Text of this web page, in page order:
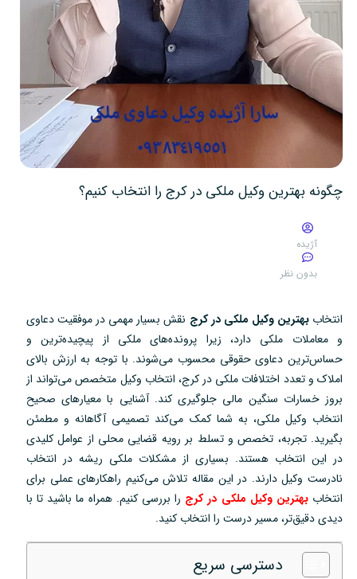
چگونه بهترین وکیل ملکی در کرج را انتخاب کنیم؟
آژیده
بدون نظر
انتخاببهترین وکیل ملکی در کرج نقش بسیار مهمی در موفقیت دعاوی
و معاملات ملکی دارد، زیرا پرونده‌های ملکی از پیچیده‌ترین و
حساس‌ترین دعاوی حقوقی محسوب می‌شوند. با توجه به ارزش بالای
املاک و تعدد اختلافات ملکی در کرج، انتخاب وکیل متخصص می‌تواند از
بروز خسارات سنگین مالی جلوگیری کند. آشنایی با معیارهای صحیح
انتخاب وکیل ملکی، به شما کمک می‌کند تصمیمی آگاهانه و مطمئن
بگیرید. تجربه، تخصص و تسلط بر رویه قضایی محلی از عوامل کلیدی
در این انتخاب هستند. بسیاری از مشکلات ملکی ریشه در انتخاب
نادرست وکیل دارند. در این مقاله تلاش می‌کنیم راهکارهای عملی برای
انتخاب بهترین وکیل ملکی در کرج را بررسی کنیم. همراه ما باشید تا با
دیدی دقیق‌تر، مسیر درست را انتخاب کنید.
دسترسی سریع